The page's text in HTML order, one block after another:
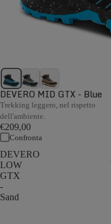
DEVERO MID GTX - Blue
Trekking leggero, nel rispetto
dell'ambiente.
€209,00
Confronta
DEVERO
LOW
GTX
-
Sand